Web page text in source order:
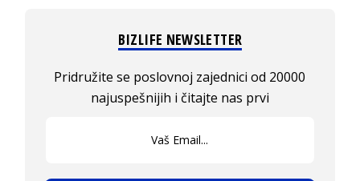
BIZLIFE NEWSLETTER
Pridružite se poslovnoj zajednici od 20000
najuspešnijih i čitajte nas prvi